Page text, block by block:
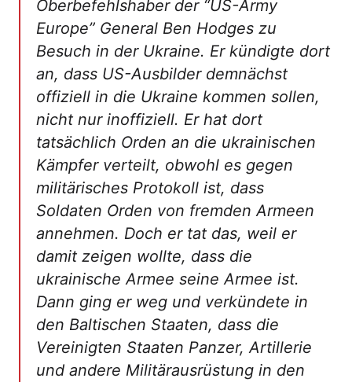
Oberbefehlshaber der “US-Army
Europe” General Ben Hodges zu
Besuch in der Ukraine. Er kündigte dort
an, dass US-Ausbilder demnächst
offiziell in die Ukraine kommen sollen,
nicht nur inoffiziell. Er hat dort
tatsächlich Orden an die ukrainischen
Kämpfer verteilt, obwohl es gegen
militärisches Protokoll ist, dass
Soldaten Orden von fremden Armeen
annehmen. Doch er tat das, weil er
damit zeigen wollte, dass die
ukrainische Armee seine Armee ist.
Dann ging er weg und verkündete in
den Baltischen Staaten, dass die
Vereinigten Staaten Panzer, Artillerie
und andere Militärausrüstung in den